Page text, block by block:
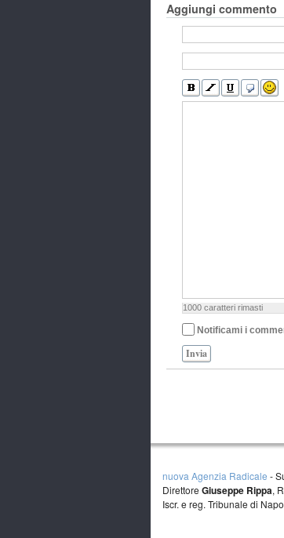
Aggiungi commento
1000 caratteri rimasti
Notificami i
Invia
nuova Agenzia Radicale -
Direttore Giuseppe Rippa,
Iscr. e reg. Tribunale di